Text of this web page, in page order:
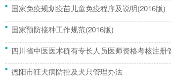
国家免疫规划疫苗儿童免疫程序及说明(2016版)
国家预防接种工作规范(2016版)
四川省中医医术确有专长人员医师资格考核注册
德阳市狂犬病防控及犬只管理办法